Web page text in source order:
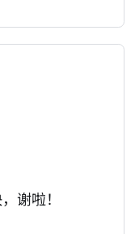
谢啦！